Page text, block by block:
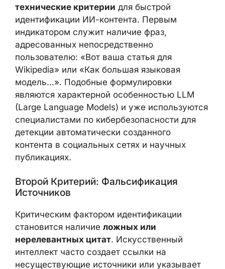
технические критерии для быстрой
идентификации ИИ-контента. Первым
индикатором служит наличие фраз,
адресованных непосредственно
пользователю: «Вот ваша статья для
Wikipedia» или «Как большая языковая
модель…». Подобные формулировки
являются характерной особенностью LLM
(Large Language Models) и уже используются
специалистами по кибербезопасности для
детекции автоматически созданного
контента в социальных сетях и научных
публикациях.
Второй Критерий: Фальсификация
Источников
Критическим фактором идентификации
становится наличие ложных или
нерелевантных цитат. Искусственный
интеллект часто создает ссылки на
несуществующие источники или указывает